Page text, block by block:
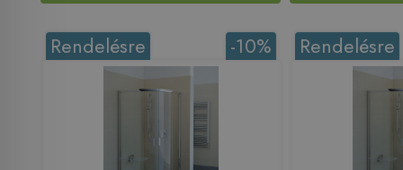
-10%
Rendelésre Rendelésre